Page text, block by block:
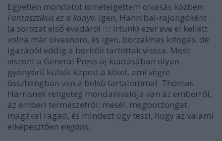
Egyetlen mondatot ismételgettem olvasás közben:
Fantasztikus ez a könyv. Igen, Hannibal-rajongóként
(a sorozat első évadáról
írtunk) ezer éve el kellett
volna már olvasnom, és igen, borzalmas kifogás, de
igazából eddig a borítók tartottak vissza. Most
viszont a General Press új kiadásában olyan
gyönyörű külsőt kapott a kötet, ami végre
összhangban van a belső tartalommal. Thomas
Harrisnek rengeteg mondanivalója van az emberről,
az emberi természetről; mesél, megborzongat,
magával ragad, és mindezt úgy teszi, hogy az valami
elképesztően elegáns.